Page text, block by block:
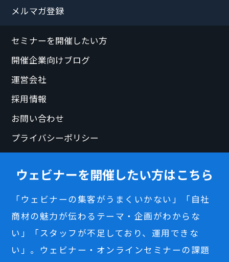
メルマガ登録
セミナーを開催したい方
開催企業向けブログ
運営会社
採用情報
お問い合わせ
プライバシーポリシー
ウェビナーを開催したい方はこちら
「ウェビナーの集客がうまくいかない」「自社
商材の魅力が伝わるテーマ・企画がわからな
い」「スタッフが不足しており、運用できな
い」。ウェビナー・オンラインセミナーの課題